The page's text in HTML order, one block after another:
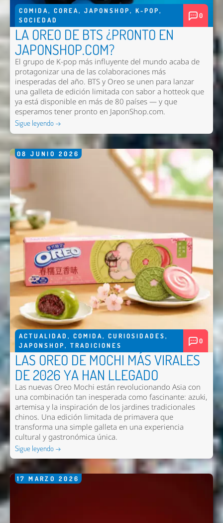
COMIDA, COREA, JAPONSHOP, K-POP,
SOCIEDAD
0
LA OREO DE BTS ¿PRONTO EN
JAPONSHOP.COM?
El grupo de K-pop más influyente del mundo acaba de
protagonizar una de las colaboraciones más
inesperadas del año. BTS y Oreo se unen para lanzar
una galleta de edición limitada con sabor a hotteok que
ya está disponible en más de 80 países — y que
esperamos tener pronto en JaponShop.com.
Sigue leyendo →
08 JUNIO 2026
ACTUALIDAD , COMIDA, CURIOSIDADES,
JAPONSHOP, TRADICIONES
0
LAS OREO DE MOCHI MÁS VIRALES
DE 2026 YA HAN LLEGADO
Las nuevas Oreo Mochi están revolucionando Asia con
una combinación tan inesperada como fascinante: azuki,
artemisa y la inspiración de los jardines tradicionales
chinos. Una edición limitada de primavera que
transforma una simple galleta en una experiencia
cultural y gastronómica única.
Sigue leyendo →
17 MARZO 2026